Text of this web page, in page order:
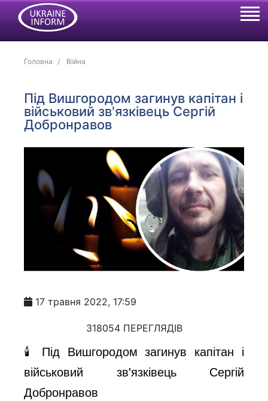
Головна Війна
Під Вишгородом загинув капітан і
військовий зв'язківець Сергій
Добронравов
17 травня 2022, 17:59
318054 ПЕРЕГЛЯДІВ
🕯 Під Вишгородом загинув капітан і
військовий зв'язківець Сергій
Добронравов